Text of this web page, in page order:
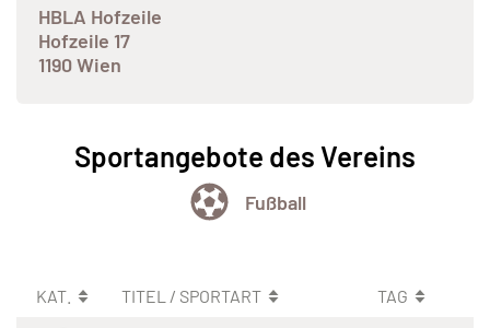
HBLA Hofzeile
Hofzeile 17
1190 Wien
Sportangebote des Vereins
Fußball
KAT. TITEL / SPORTART
TAG